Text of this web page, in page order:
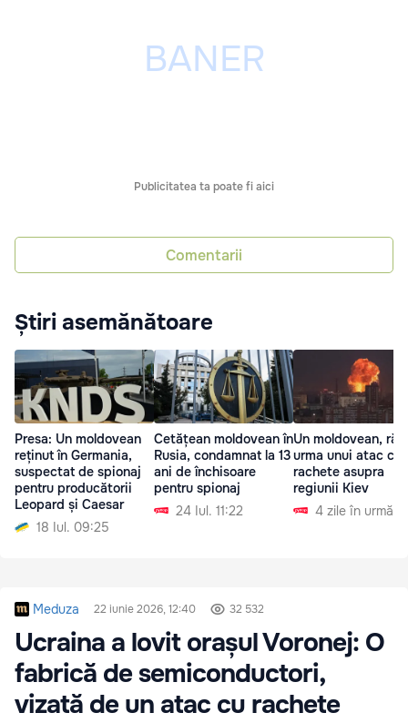
Publicitatea ta poate fi aici
Comentarii
Știri asemănătoare
Presa: Un moldovean
reținut în Germania,
suspectat de spionaj
pentru producătorii
Leopard și Caesar
18 Iul. 09:25
Cetățean moldovean în
Rusia, condamnat la 13
ani de închisoare
pentru spionaj
24 Iul. 11:22
Un moldovean,
urma unui atac cu
rachete asupra
regiunii Kiev
4 zile în urmă
Meduza 22 iunie 2026, 12:40 32 532
Ucraina a lovit orașul Voronej: O
fabrică de semiconductori,
vizată de un atac cu rachete